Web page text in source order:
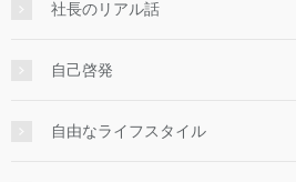
社長のリアル話
自己啓発
自由なライフスタイル